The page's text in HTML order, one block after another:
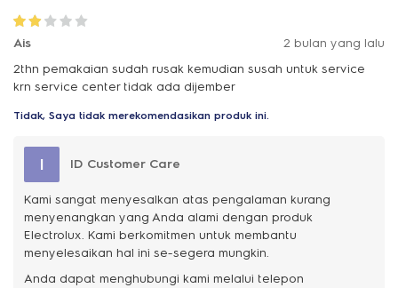
Ais
2 bulan yang lalu
2thn pemakaian sudah rusak kemudian susah untuk service
krn service center tidak ada dijember
Tidak, Saya tidak merekomendasikan produk ini.
I ID Customer Care
Kami sangat menyesalkan atas pengalaman kurang
menyenangkan yang Anda alami dengan produk
Electrolux. Kami berkomitmen untuk membantu
menyelesaikan hal ini se-segera mungkin.
Anda dapat menghubungi kami melalui telepon